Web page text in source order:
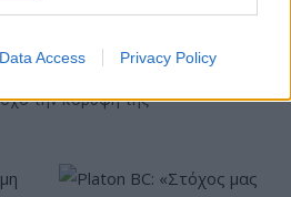
Data Access Privacy Policy
την κορυφή της